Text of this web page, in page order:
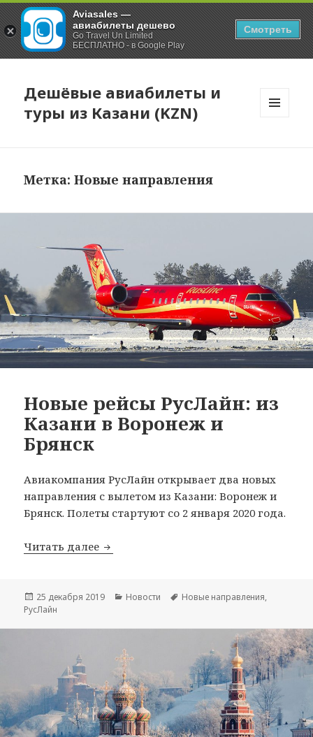
Дешёвые авиабилеты и
туры из Казани (KZN)
Метка:Новые направления
Новые рейсы РусЛайн: из
Казани в Воронеж и
Брянск
Авиакомпания РусЛайн открывает два новых
направления с вылетом из Казани: Воронеж и
Брянск. Полеты стартуют со 2 января 2020 года.
Читать далее Новые рейсы РусЛайн: из Казани в
Опубликовано
25 декабря 2019 Рубрики
Новости Метки
Новые направления,
РусЛайн
Aviasales —
авиабилеты дешево
Go Travel Un Limited
БЕСПЛАТНО - в Google Play
Смотреть